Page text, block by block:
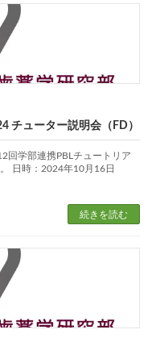
チューター説明会（FD）
回学部連携PBLチュートリア
日時：2024年10月16日
続きを読む